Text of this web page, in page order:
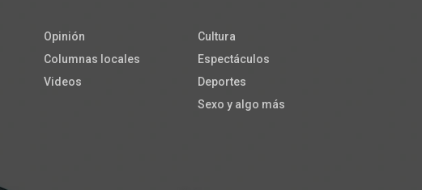
Opinión
Columnas locales
Videos
Cultura
Espectáculos
Deportes
Sexo y algo más